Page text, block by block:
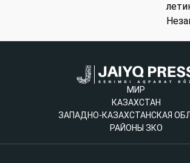
МИР
КАЗАХСТАН
ЗАПАДНО-КАЗАХСТАНСКАЯ
РАЙОНЫ ЗКО